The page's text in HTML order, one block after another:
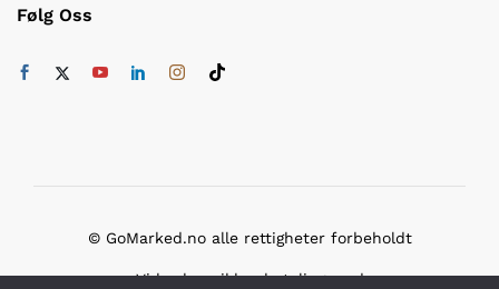
Følg Oss
© GoMarked.no alle rettigheter forbeholdt
Vi bruker sikker betaling med